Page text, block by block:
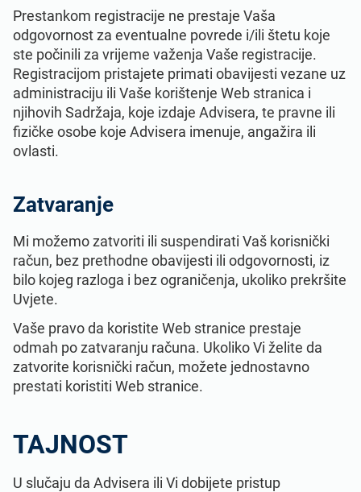
Prestankom registracije ne prestaje Vaša
odgovornost za eventualne povrede i/ili štetu koje
ste počinili za vrijeme važenja Vaše registracije.
Registracijom pristajete primati obavijesti vezane uz
administraciju ili Vaše korištenje Web stranica i
njihovih Sadržaja, koje izdaje Advisera, te pravne ili
fizičke osobe koje Advisera imenuje, angažira ili
ovlasti.
Zatvaranje
Mi možemo zatvoriti ili suspendirati Vaš korisnički
račun, bez prethodne obavijesti ili odgovornosti, iz
bilo kojeg razloga i bez ograničenja, ukoliko prekršite
Uvjete.
Vaše pravo da koristite Web stranice prestaje
odmah po zatvaranju računa. Ukoliko Vi želite da
zatvorite korisnički račun, možete jednostavno
prestati koristiti Web stranice.
TAJNOST
U slučaju da Advisera ili Vi dobijete pristup